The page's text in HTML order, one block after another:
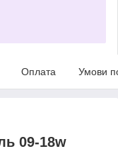
Оплата Умови
09-18w